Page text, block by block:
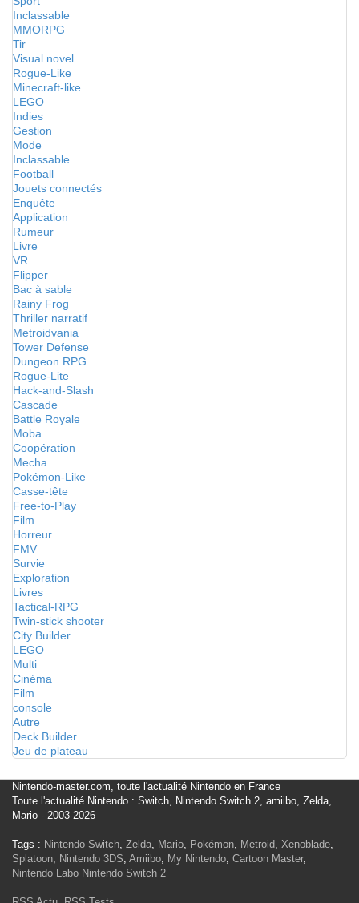
Inclassable
MMORPG
Tir
Visual novel
Rogue-Like
Minecraft-like
LEGO
Indies
Gestion
Mode
Inclassable
Football
Jouets connectés
Enquête
Application
Rumeur
Livre
VR
Flipper
Bac à sable
Rainy Frog
Thriller narratif
Metroidvania
Tower Defense
Dungeon RPG
Rogue-Lite
Hack-and-Slash
Cascade
Battle Royale
Moba
Coopération
Mecha
Pokémon-Like
Casse-tête
Free-to-Play
Film
Horreur
FMV
Survie
Exploration
Livres
Tactical-RPG
Twin-stick shooter
City Builder
LEGO
Multi
Cinéma
Film
console
Autre
Deck Builder
Jeu de plateau
Nintendo-master.com, toute l'actualité Nintendo en France
Toute l'actualité Nintendo : Switch, Nintendo Switch 2, amiibo, Zelda,
Mario - 2003-2026
Tags : Nintendo Switch, Zelda, Mario, Pokémon, Metroid, Xenoblade,
Splatoon, Nintendo 3DS, Amiibo, My Nintendo, Cartoon Master,
Nintendo Labo Nintendo Switch 2